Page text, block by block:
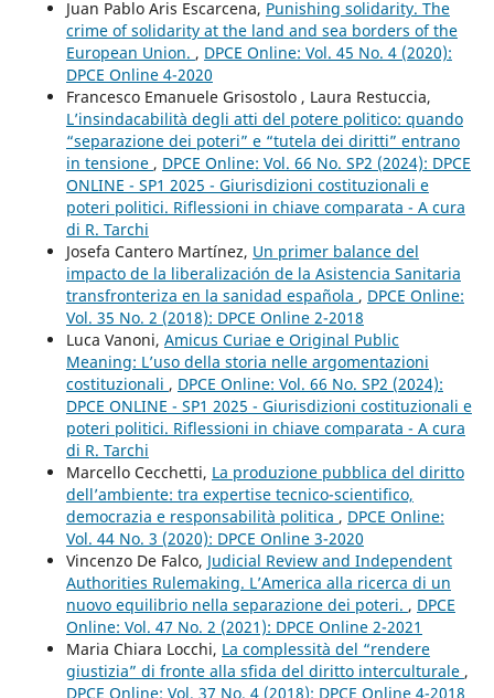
Juan Pablo Aris Escarcena, Punishing solidarity. The
crime of solidarity at the land and sea borders of the
European Union. , DPCE Online: Vol. 45 No. 4 (2020):
DPCE Online 4-2020
Francesco Emanuele Grisostolo , Laura Restuccia,
L’insindacabilità degli atti del potere politico: quando
“separazione dei poteri” e “tutela dei diritti” entrano
in tensione , DPCE Online: Vol. 66 No. SP2 (2024): DPCE
ONLINE - SP1 2025 - Giurisdizioni costituzionali e
poteri politici. Riflessioni in chiave comparata - A cura
di R. Tarchi
Josefa Cantero Martínez, Un primer balance del
impacto de la liberalización de la Asistencia Sanitaria
transfronteriza en la sanidad española , DPCE Online:
Vol. 35 No. 2 (2018): DPCE Online 2-2018
Luca Vanoni, Amicus Curiae e Original Public
Meaning: L’uso della storia nelle argomentazioni
costituzionali , DPCE Online: Vol. 66 No. SP2 (2024):
DPCE ONLINE - SP1 2025 - Giurisdizioni costituzionali e
poteri politici. Riflessioni in chiave comparata - A cura
di R. Tarchi
Marcello Cecchetti, La produzione pubblica del diritto
dell’ambiente: tra expertise tecnico-scientifico,
democrazia e responsabilità politica , DPCE Online:
Vol. 44 No. 3 (2020): DPCE Online 3-2020
Vincenzo De Falco, Judicial Review and Independent
Authorities Rulemaking. L’America alla ricerca di un
nuovo equilibrio nella separazione dei poteri. , DPCE
Online: Vol. 47 No. 2 (2021): DPCE Online 2-2021
Maria Chiara Locchi, La complessità del “rendere
giustizia” di fronte alla sfida del diritto interculturale ,
DPCE Online: Vol. 37 No. 4 (2018): DPCE Online 4-2018